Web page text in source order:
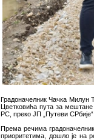
Градоначелник Чачка Милун
Цветковића пута за мештане
РС, преко ЈП „Путеви
Према речима
приоритетима, дошло је на